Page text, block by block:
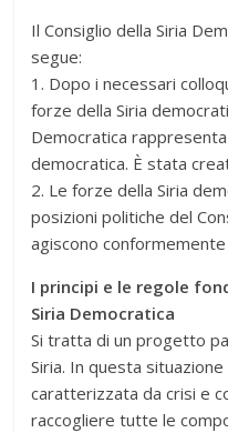
Il Consiglio della Siria
segue:
1. Dopo i necessari
forze della Siria
Democratica
democratica. È stata
2. Le forze della Siria
posizioni politiche del
agiscono
I principi e le regole
Siria Democratica
Si tratta di un progetto
Siria. In questa
caratterizzata da crisi e
raccogliere tutte le